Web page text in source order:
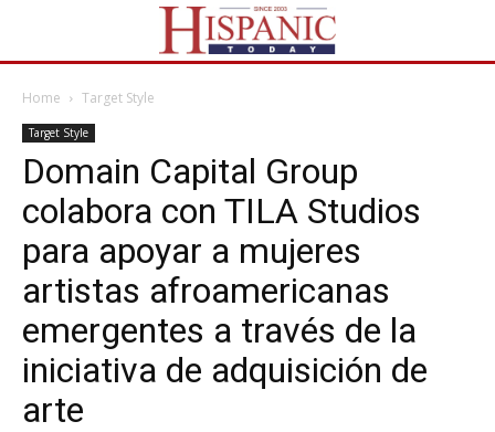
Home Target Style
Target Style
Domain Capital Group
colabora con TILA Studios
para apoyar a mujeres
artistas afroamericanas
emergentes a través de la
iniciativa de adquisición de
arte